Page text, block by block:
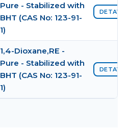
Pure - Stabilized with
BHT (CAS No: 123-91-
1)
DETAYI
1,4-Dioxane,RE -
Pure - Stabilized with
BHT (CAS No: 123-91-
1)
DETAYI